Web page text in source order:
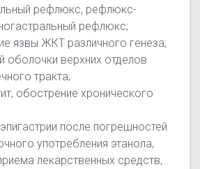
рефлюкс, рефлюкс-
рефлюкс;
язвы ЖКТ различного генеза;
оболочки верхних отделов
тракта;
обострение хронического
после погрешностей
употребления этанола,
лекарственных средств,